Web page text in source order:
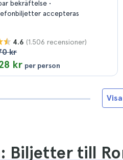
bekräftelse
accepteras
4.6 (1.506 recensioner)
kr
kr per person
Biljetter till